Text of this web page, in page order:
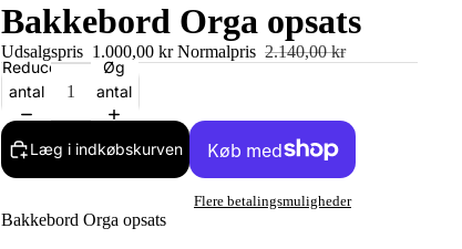
Bakkebord Orga opsats
Udsalgspris 1.000,00 kr Normalpris 2.140,00 kr
Reducer
antal
Øg
antal
Læg i indkøbskurven
Flere betalingsmuligheder
Bakkebord Orga opsats